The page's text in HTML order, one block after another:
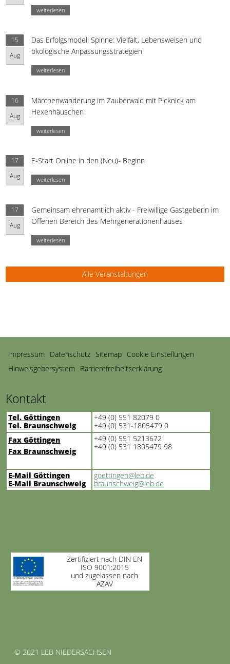
weiterlesen
15
Aug
Das Erfolgsmodell Spinne: Vielfalt, Lebensweisen und
ökologische Anpassungsstrategien
weiterlesen
16
Aug
Märchenwanderung im Zauberwald mit Picknick am
Hexenhäuschen
weiterlesen
17
Aug
E-Start Online in den (Neu)- Beginn
weiterlesen
17
Aug
Gemeinsam ehrenamtlich aktiv - Freiwillige Gastgeberin im
Offenen Bereich des Mehrgenerationenhauses
weiterlesen
Alle Veranstaltungen
Navigation
überspringen
Impressum Datenschutz Sitemap Cookie Einstellungen
Hinweisgebersystem Barrierefreiheitserklärung
Kontakt
Tel. Göttingen
Tel. Braunschweig
+49 (0) 551 82079 0
+49 (0) 531-1805479 0
Fax Göttingen
Fax Braunschweig
+49 (0) 551 5213672
+49 (0) 531 1805479 98
E-Mail Göttingen
E-Mail Braunschweig
goettingen@leb.de
braunschweig@leb.de
Zertifiziert nach DIN EN
ISO 9001:2015
und zugelassen nach
AZAV
© 2021 LEB NIEDERSACHSEN